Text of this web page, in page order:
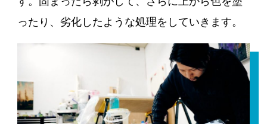
ったり、劣化したような処理をしていきます。